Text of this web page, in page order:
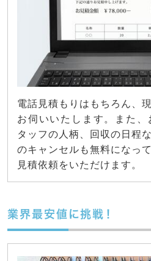
電話見積もりはもちろん、
お伺いいたします。また、
タッフの人柄、回収の日程
のキャンセルも無料になっ
見積依頼をいただけます。
業界最安値に挑戦！